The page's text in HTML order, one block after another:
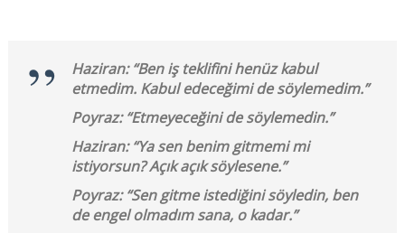
Haziran: “Ben iş teklifini henüz kabul
etmedim. Kabul edeceğimi de söylemedim.”
Poyraz: “Etmeyeceğini de söylemedin.”
Haziran: “Ya sen benim gitmemi mi
istiyorsun? Açık açık söylesene.”
Poyraz: “Sen gitme istediğini söyledin, ben
de engel olmadım sana, o kadar.”